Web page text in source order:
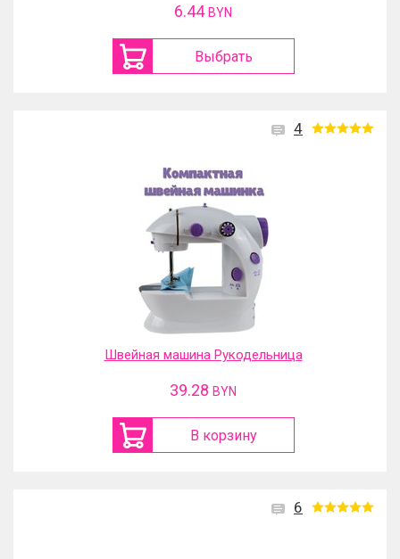
6.44 BYN
Выбрать
4
Швейная машина Рукодельница
39.28 BYN
В корзину
6